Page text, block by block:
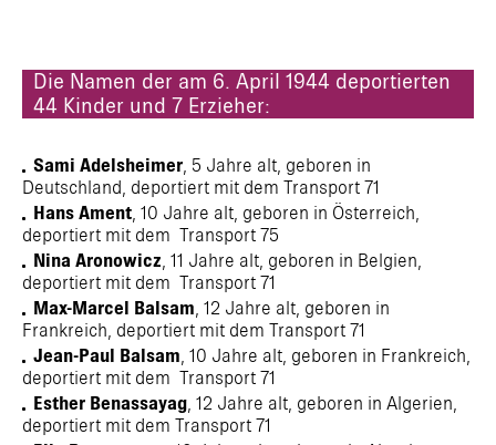
Die Namen der am 6. April 1944 deportierten
44 Kinder und 7 Erzieher:
Sami Adelsheimer, 5 Jahre alt, geboren in
Deutschland, deportiert mit dem Transport 71
Hans Ament, 10 Jahre alt, geboren in Österreich,
deportiert mit dem Transport 75
Nina Aronowicz, 11 Jahre alt, geboren in Belgien,
deportiert mit dem Transport 71
Max-Marcel Balsam, 12 Jahre alt, geboren in
Frankreich, deportiert mit dem Transport 71
Jean-Paul Balsam, 10 Jahre alt, geboren in Frankreich,
deportiert mit dem Transport 71
Esther Benassayag, 12 Jahre alt, geboren in Algerien,
deportiert mit dem Transport 71